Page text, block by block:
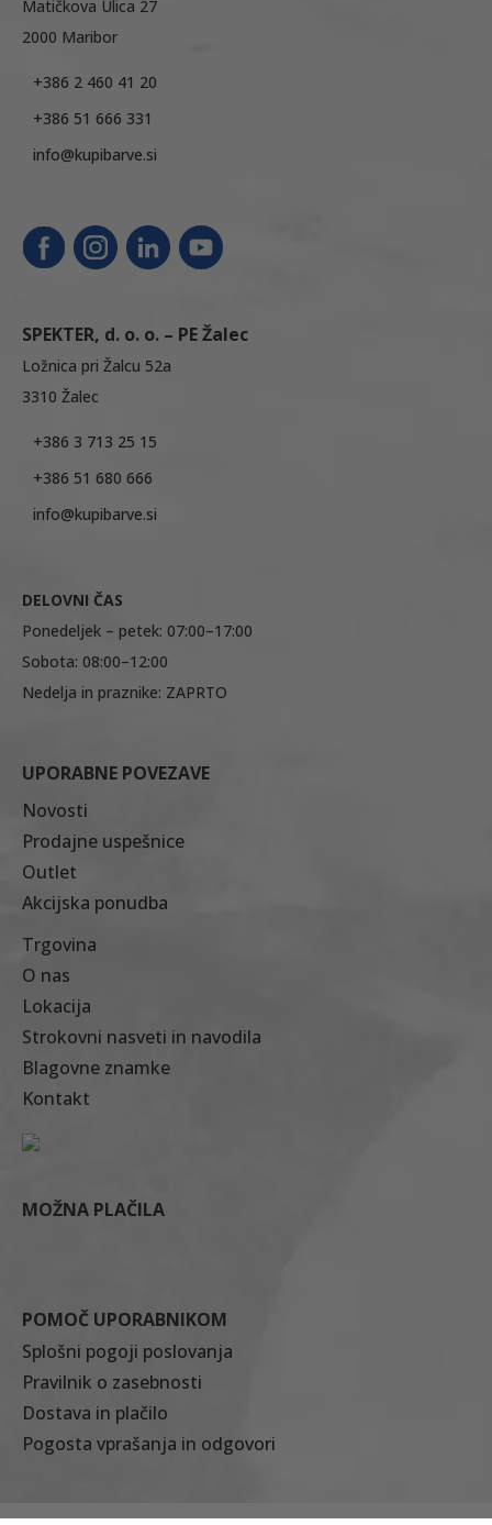
Matičkova Ulica 27
2000 Maribor
+386 2 460 41 20
+386 51 666 331
info@kupibarve.si
SPEKTER, d. o. o. – PE Žalec
Ložnica pri Žalcu 52a
3310 Žalec
+386 3 713 25 15
+386 51 680 666
info@kupibarve.si
DELOVNI ČAS
Ponedeljek – petek: 07:00–17:00
Sobota: 08:00–12:00
Nedelja in praznike: ZAPRTO
UPORABNE POVEZAVE
Novosti
Prodajne uspešnice
Outlet
Akcijska ponudba
Trgovina
O nas
Lokacija
Strokovni nasveti in navodila
Blagovne znamke
Kontakt
MOŽNA PLAČILA
POMOČ UPORABNIKOM
Splošni pogoji poslovanja
Pravilnik o zasebnosti
Dostava in plačilo
Pogosta vprašanja in odgovori